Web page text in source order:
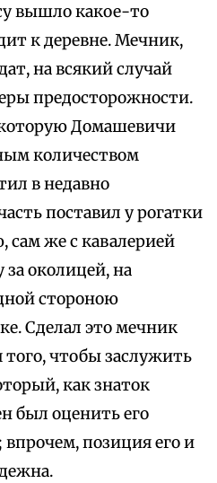
вышло какое-то
к деревне. Мечник,
на всякий случай
предосторожности.
Домашевичи
количеством
в недавно
поставил у рогатки
сам же с кавалерией
околицей, на
стороною
Сделал это мечник
чтобы заслужить
как знаток
был оценить его
позиция его и